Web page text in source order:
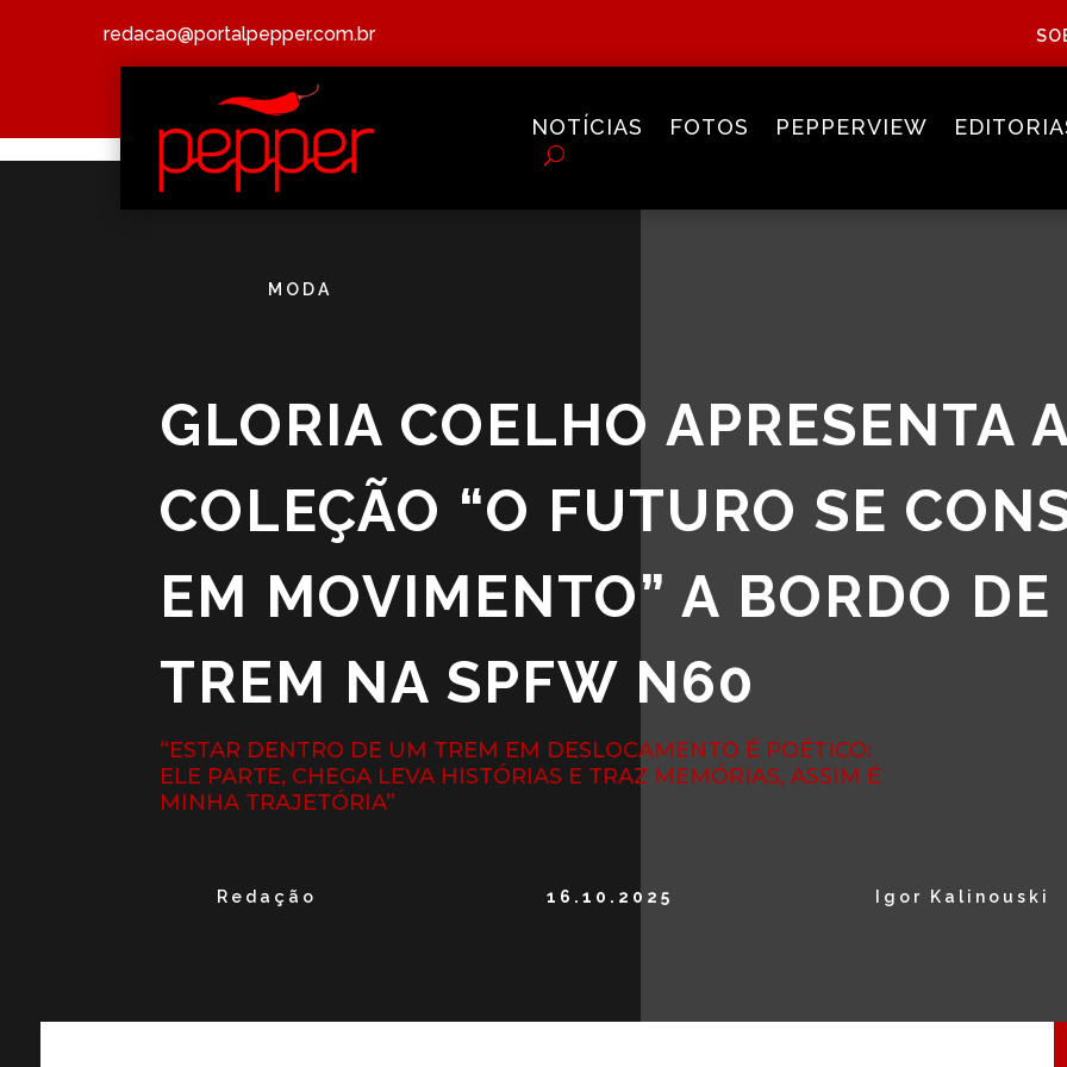
redacao@portalpepper.com.br
NOTÍCIAS FOTOS PEPPERVIEW
MODA
GLORIA COELHO APRESENTA
COLEÇÃO “O FUTURO SE
EM MOVIMENTO” A BORDO
TREM NA SPFW N60
“ESTAR DENTRO DE UM TREM EM DESLOCAMENTO É POÉTICO:
ELE PARTE, CHEGA LEVA HISTÓRIAS E TRAZ MEMÓRIAS, ASSIM É
MINHA TRAJETÓRIA”
Redação 16.10.2025 Igor Kalinouski